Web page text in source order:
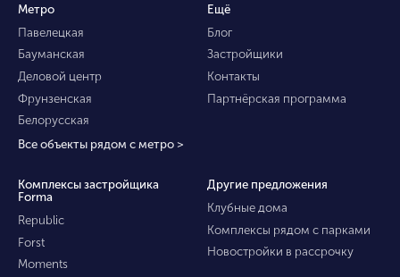
Метро
Павелецкая
Бауманская
Деловой центр
Фрунзенская
Белорусская
Все объекты рядом с метро >
Ещё
Блог
Застройщики
Контакты
Партнёрская программа
Комплексы застройщика
Forma
Republic
Forst
Moments
Другие предложения
Клубные дома
Комплексы рядом с парками
Новостройки в рассрочку